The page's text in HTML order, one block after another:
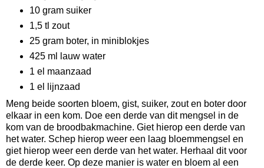
10 gram suiker
1,5 tl zout
25 gram boter, in miniblokjes
425 ml lauw water
1 el maanzaad
1 el lijnzaad
Meng beide soorten bloem, gist, suiker, zout en boter door
elkaar in een kom. Doe een derde van dit mengsel in de
kom van de broodbakmachine. Giet hierop een derde van
het water. Schep hierop weer een laag bloemmengsel en
giet hierop weer een derde van het water. Herhaal dit voor
de derde keer. Op deze manier is water en bloem al een